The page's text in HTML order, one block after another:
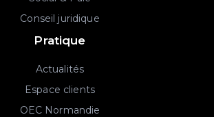
Conseil juridique
Pratique
Actualités
Espace clients
OEC Normandie